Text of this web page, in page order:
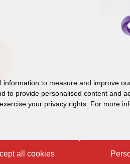
information to measure and improve
to provide personalised content and
your privacy rights. For more
all cookies